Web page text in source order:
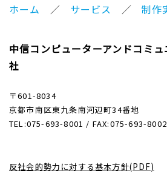
ホーム サービス 制作
中信コンピューターアンドコミ
社
〒601-8034
京都市南区東九条南河辺町34番地
TEL:075-693-8001 / FAX:075-693-8002
反社会的勢力に対する基本方針(PDF)